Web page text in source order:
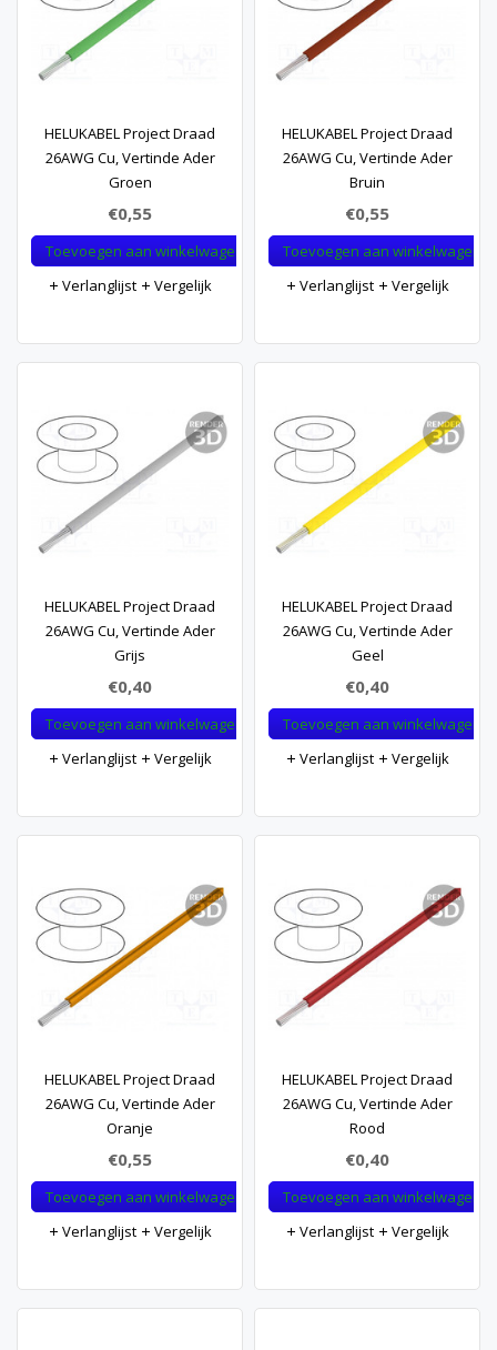
HELUKABEL Project Draad
26AWG Cu, Vertinde Ader
Groen
€0,55
Toevoegen aan winkelwagen
Verlanglijst
Vergelijk
HELUKABEL Project Draad
26AWG Cu, Vertinde Ader
Bruin
€0,55
Toevoegen aan winkelwagen
Verlanglijst
Vergelijk
HELUKABEL Project Draad
26AWG Cu, Vertinde Ader
Grijs
€0,40
Toevoegen aan winkelwagen
Verlanglijst
Vergelijk
HELUKABEL Project Draad
26AWG Cu, Vertinde Ader
Geel
€0,40
Toevoegen aan winkelwagen
Verlanglijst
Vergelijk
HELUKABEL Project Draad
26AWG Cu, Vertinde Ader
Oranje
€0,55
Toevoegen aan winkelwagen
Verlanglijst
Vergelijk
HELUKABEL Project Draad
26AWG Cu, Vertinde Ader
Rood
€0,40
Toevoegen aan winkelwagen
Verlanglijst
Vergelijk